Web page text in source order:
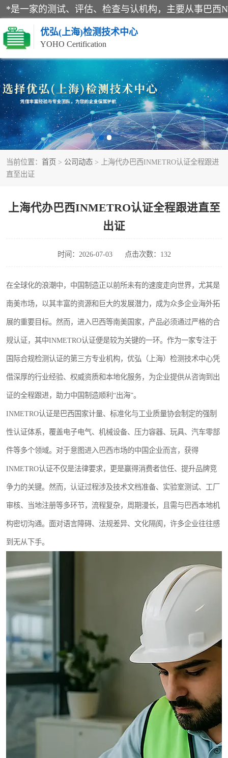
优弘(上海)检测技术中心
YOHO Certification
当前位置： 首页 > 公司动态 > 上海代办巴西INMETRO认证全程跟进
直至出证
上海代办巴西INMETRO认证全程跟进直至
出证
时间：2026-07-03 点击次数：132
在全球化的浪潮中，中国制造正以前所未有的速度走向世界，尤其是
南美市场，以其丰富的资源和巨大的发展潜力，成为众多企业海外拓
展的重要目标。然而，进入巴西等南美国家，产品必须通过严格的合
规认证，其中INMETRO认证便是较为关键的一环。作为一家专注于
国际合规检测认证的第三方专业机构，优弘（上海）检测技术中心凭
借深厚的行业经验、权威资质和本地化服务，为企业提供从咨询到出
证的全程跟进，助力中国制造顺利“出海”。
INMETRO认证是巴西国家计量、标准化与工业质量协会制定的强制
性认证体系，覆盖电子电气、机械设备、压力容器、玩具、汽车零部
件等多个领域。对于意图进入巴西市场的中国企业而言，获得
INMETRO认证不仅是法律要求，更是赢得消费者信任、提升品牌竞
争力的关键。然而，认证过程涉及技术文档准备、实验室测试、工厂
审核、当地注册等多环节，流程复杂，周期漫长，且需与巴西本地机
构密切沟通。面对语言障碍、法规差异、文化隔阂，许多企业往往感
到无从下手。
RECYCLASS认证
NR12认证
ART认证
巴西认证